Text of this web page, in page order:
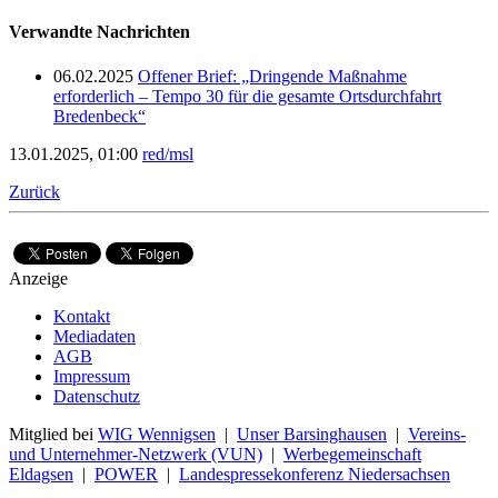
Verwandte Nachrichten
06.02.2025 Offener Brief: „Dringende Maßnahme
erforderlich – Tempo 30 für die gesamte Ortsdurchfahrt
Bredenbeck“
13.01.2025, 01:00 red/msl
Zurück
Anzeige
Kontakt
Mediadaten
AGB
Impressum
Datenschutz
Mitglied bei WIG Wennigsen | Unser Barsinghausen | Vereins-
und Unternehmer-Netzwerk (VUN) | Werbegemeinschaft
Eldagsen | POWER | Landespressekonferenz Niedersachsen